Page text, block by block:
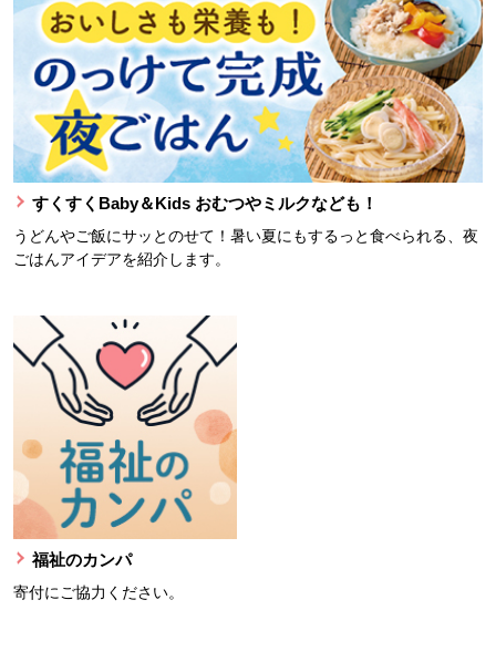
すくすくBaby＆Kids おむつやミルクなども！
うどんやご飯にサッとのせて！暑い夏にもするっと食べられる、夜
ごはんアイデアを紹介します。
福祉のカンパ
寄付にご協力ください。